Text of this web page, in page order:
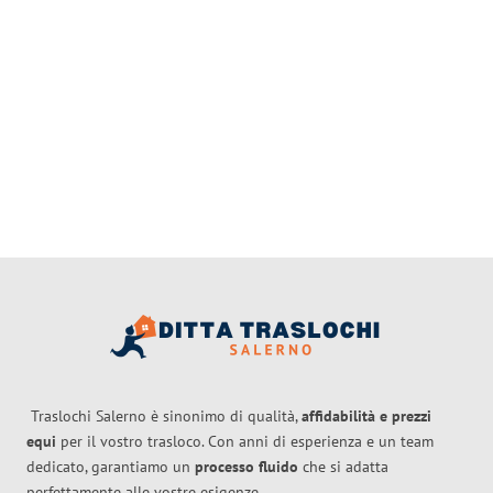
Traslochi Salerno è sinonimo di qualità,affidabilità e prezzi
equi per il vostro trasloco. Con anni di esperienza e un team
dedicato, garantiamo un processo fluido che si adatta